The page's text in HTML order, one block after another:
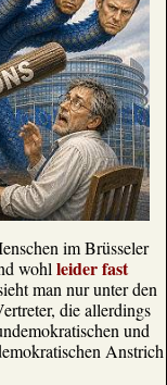
im Brüsseler
wohl leider fast
man nur unter den
die allerdings
und
Anstrich